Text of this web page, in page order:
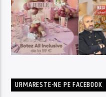
URMARESTE-NE PE FACEBOOK